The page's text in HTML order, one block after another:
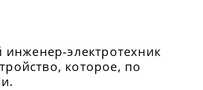
инженер-электротехник
которое, по